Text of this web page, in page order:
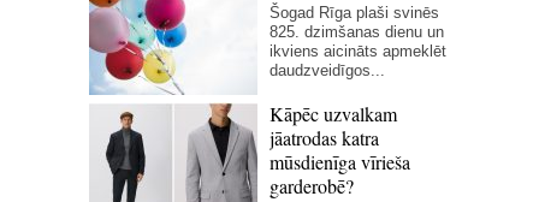
Šogad Rīga plaši svinēs
825. dzimšanas dienu un
ikviens aicināts apmeklēt
daudzveidīgos...
Kāpēc uzvalkam
jāatrodas katra
mūsdienīga vīrieša
garderobē?